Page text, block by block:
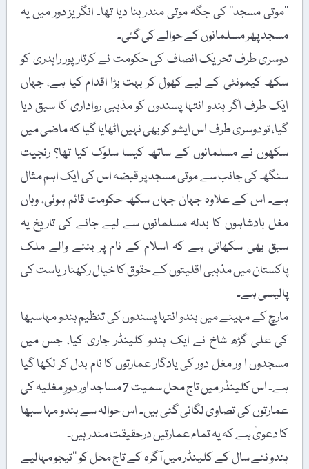
’’موتی مسجد‘‘ کی جگہ موتی مندر بنا دیا تھا۔ انگریز دور میں یہ
مسجد پھر مسلمانوں کے حوالے کی گئی۔
دوسری طرف تحریک انصاف کی حکومت نے کرتار پور راہدری کو
سکھ کیمونٹی کے لیے کھول کر بہت بڑا اقدام کیا ہے، جہاں
ایک طرف اگر ہندو انتہا پسندوں کو مذہبی رواداری کا سبق دیا
گیا، تو دوسری طرف اس ایشو کو بھی نہیں اٹھایا گیا کہ ماضی میں
سکھوں نے مسلمانوں کے ساتھ کیسا سلوک کیا تھا؟ رنجیت
سنگھ کی جانب سے موتی مسجد پر قبضہ اس کی ایک اہم مثال
ہے۔ اس کے علاوہ جہان جہاں سکھ حکومت قائم ہوئی، وہاں
مغل بادشاہوں کا بدلہ مسلمانوں سے لیے جانے کی تاریخ یہ
سبق بھی سکھاتی ہے کہ اسلام کے نام پر بننے والے ملک
پاکستان میں مذہبی اقلیتوں کے حقوق کا خیال رکھنا ریاست کی
پالیسی ہے۔
مارچ کے مہینے میں ہندو انتہا پسندوں کی تنظیم ہندو مہاسبھا
کی علی گڑھ شاخ نے ایک ہندو کلینڈر جاری کیا، جس میں
مسجدوں ا ور مغل دور کی یادگار عمارتوں کا نام بدل کر لکھا گیا
ہے۔ اس کلینڈر میں تاج محل سمیت 7 مساجد اور دورِ مغلیہ کی
عمارتوں کی تصاوی لگائی گئی ہیں۔ اس حوالہ سے ہندو مہا سبھا
کا دعویٰ ہے کہ یہ تمام عمارتیں درحقیقت مندر ہیں۔
ہندو نئے سال کے کلینڈر میں آگرہ کے تاج محل کو ’’تیجو مہالیے